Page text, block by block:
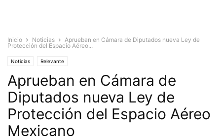
Inicio Noticias
Aprueban en Cámara de Diputados nueva Ley de
Protección del Espacio Aéreo...
Noticias Relevante
Aprueban en Cámara de
Diputados nueva Ley de
Protección del Espacio Aéreo
Mexicano